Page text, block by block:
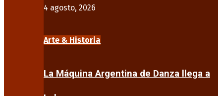
4 agosto, 2026
Arte & Historia
La Máquina Argentina de Danza llega a